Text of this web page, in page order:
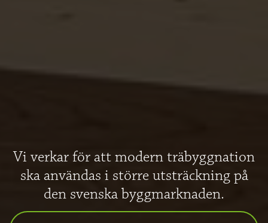
Vi verkar för att modern träbyggnation
ska användas i större utsträckning på
den svenska byggmarknaden.